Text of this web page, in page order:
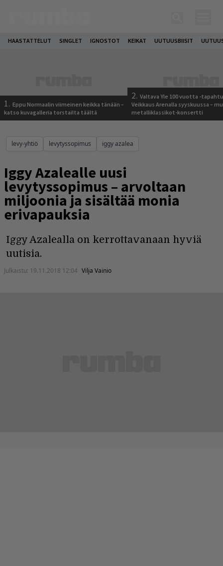
HAASTATTELUT SINGLET IGNOSTOT KEIKAT UUTUUSBIISIT
1. Eppu Normaalin viimeinen keikka tänään –
katso kuvagalleria torstailta täältä
2. Valtava Yle 100 vuotta -
Veikkaus Arenalla syyskuussa –
metalliklassikot-konsertti
levy-yhtiö levytyssopimus iggy azalea
Iggy Azalealle uusi
levytyssopimus – arvoltaan
miljoonia ja sisältää monia
erivapauksia
Iggy Azalealla on kerrottavanaan hyviä
uutisia.
Julkaistu: 19.11.2018 12:04 Vilja Vainio